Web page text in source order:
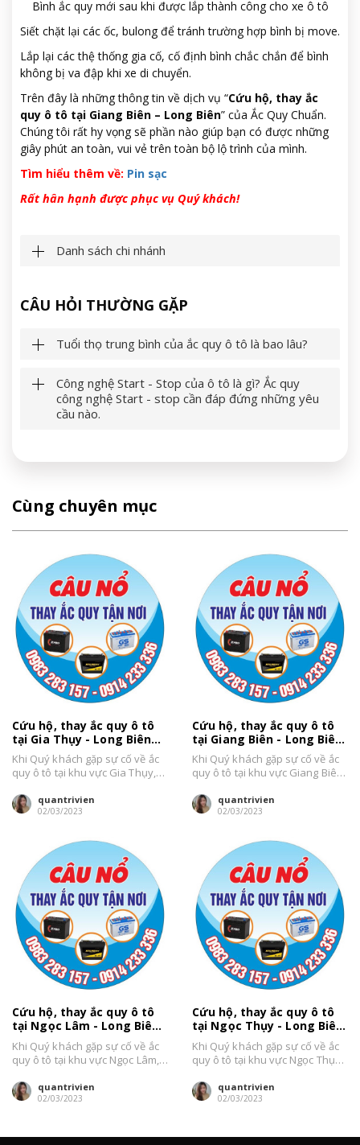
Bình ắc quy mới sau khi được lắp thành công cho xe ô tô
Siết chặt lại các ốc, bulong để tránh trường hợp bình bị move.
Lắp lại các thệ thống gia cố, cố định bình chắc chắn để bình
không bị va đập khi xe di chuyển.
Trên đây là những thông tin về dịch vụ “Cứu hộ, thay ắc
quy ô tô tại Giang Biên – Long Biên” của Ắc Quy Chuẩn.
Chúng tôi rất hy vọng sẽ phần nào giúp bạn có được những
giây phút an toàn, vui vẻ trên toàn bộ lộ trình của mình.
Tìm hiểu thêm về: Pin sạc
Rất hân hạnh được phục vụ Quý khách!
Danh sách chi nhánh
CÂU HỎI THƯỜNG GẶP
Tuổi thọ trung bình của ắc quy ô tô là bao lâu?
Công nghệ Start - Stop của ô tô là gì? Ắc quy
công nghệ Start - stop cần đáp đứng những yêu
cầu nào.
Cùng chuyên mục
Cứu hộ, thay ắc quy ô tô
tại Gia Thụy - Long Biên
uy tín, giá tốt
Khi Quý khách gặp sự cố về ắc
quy ô tô tại khu vực Gia Thụy,
quantrivien
02/03/2023
Cứu hộ, thay ắc quy ô tô
tại Giang Biên - Long Biên
uy tín, giá tốt
Khi Quý khách gặp sự cố về ắc
quy ô tô tại khu vực Giang Biên,
quantrivien
02/03/2023
Cứu hộ, thay ắc quy ô tô
tại Ngọc Lâm - Long Biên
uy tín, giá tốt
Khi Quý khách gặp sự cố về ắc
quy ô tô tại khu vực Ngọc Lâm,
quantrivien
02/03/2023
Cứu hộ, thay ắc quy ô tô
tại Ngọc Thụy - Long Biên
uy tín, giá tốt
Khi Quý khách gặp sự cố về ắc
quy ô tô tại khu vực Ngọc Thụy,
quantrivien
02/03/2023